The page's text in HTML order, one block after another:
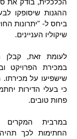
הכלכלית, בודק את
ההגנות שיסופקו
ביחס ל- "יתרונות
שיקוליו העניינים.
לעומת זאת,
במכירת הפרויקט
שישפיעו על
כי בעלי הדירות
פחות טובים.
במרבית
החתימות לכך